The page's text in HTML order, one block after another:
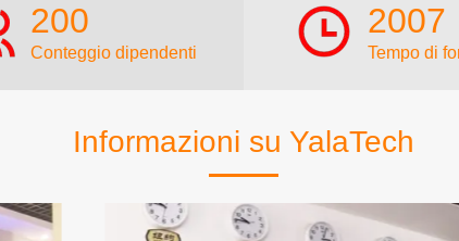
200
Conteggio dipendenti
2007
Tempo di
Informazioni su YalaTech